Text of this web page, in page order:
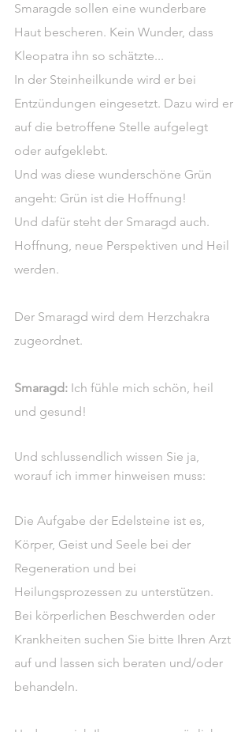
Smaragde sollen eine wunderbare
Haut bescheren. Kein Wunder, dass
Kleopatra ihn so schätzte...
In der Steinheilkunde wird er bei
Entzündungen eingesetzt. Dazu wird er
auf die betroffene Stelle aufgelegt
oder aufgeklebt.
Und was diese wunderschöne Grün
angeht: Grün ist die Hoffnung!
Und dafür steht der Smaragd auch.
Hoffnung, neue Perspektiven und Heil
werden.
Der Smaragd wird dem Herzchakra
zugeordnet.
Smaragd: Ich fühle mich schön, heil
und gesund!
Und schlussendlich wissen Sie ja,
worauf ich immer hinweisen muss:
Die Aufgabe der Edelsteine ist es,
Körper, Geist und Seele bei der
Regeneration und bei
Heilungsprozessen zu unterstützen.
Bei körperlichen Beschwerden oder
Krankheiten suchen Sie bitte Ihren Arzt
auf und lassen sich beraten und/oder
behandeln.